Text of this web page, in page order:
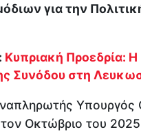
για την
Κυπριακή Προεδρία:
Συνόδου στη
Υπουργός
Οκτώβριο του